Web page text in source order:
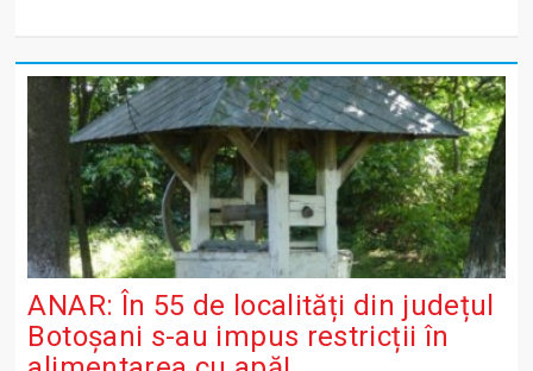
ANAR: În 55 de localități din județul
Botoșani s-au impus restricții în